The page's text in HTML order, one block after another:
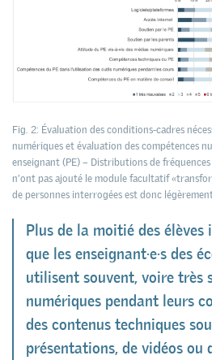
Fig. 2: Évaluation des conditions-cadres
numériques et évaluation des compétences
enseignant (PE) – Distributions de
n’ont pas ajouté le module facultatif
de personnes interrogées est donc
Plus de la moitié des
que les enseignant·e·s des
utilisent souvent, voire très
numériques pendant leurs
des contenus techniques
présentations, de vidéos ou